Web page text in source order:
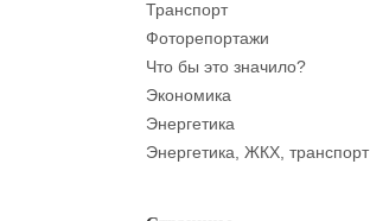
Транспорт
Фоторепортажи
Что бы это значило?
Экономика
Энергетика
Энергетика, ЖКХ, транспорт